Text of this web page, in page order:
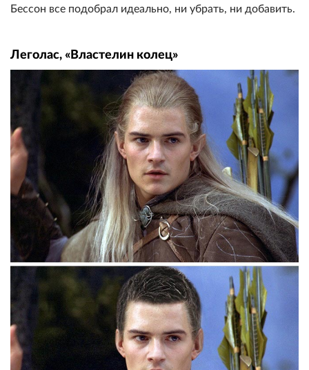
Бессон все подобрал идеально, ни убрать, ни добавить.
Леголас, «Властелин колец»